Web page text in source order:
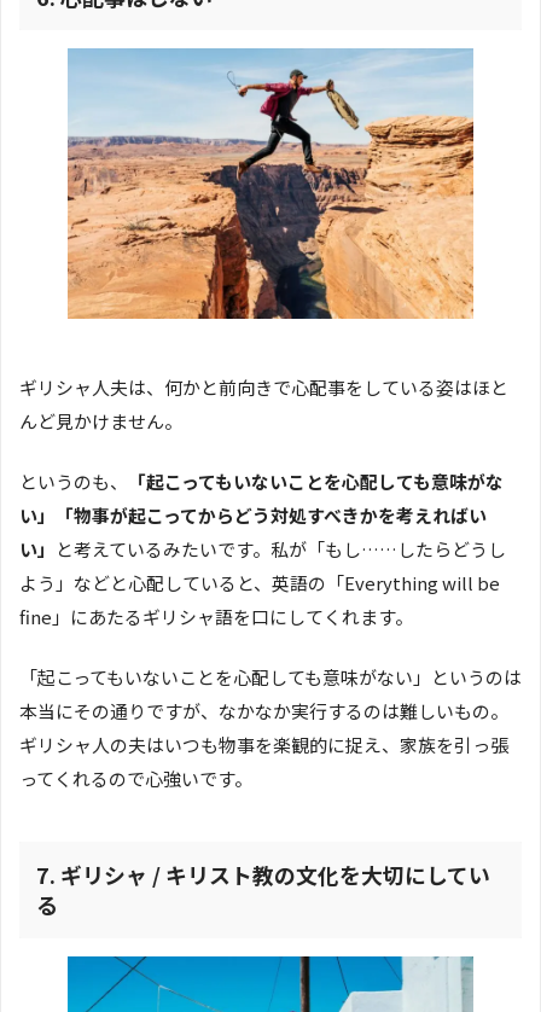
ギリシャ人夫は、何かと前向きで心配事をしている姿はほと
んど見かけません。
というのも、
「起こってもいないことを心配しても意味がな
い」「物事が起こってからどう対処すべきかを考えればい
い」
と考えているみたいです。私が「もし……したらどうし
よう」などと心配していると、英語の「Everything will be
fine」にあたるギリシャ語を口にしてくれます。
「起こってもいないことを心配しても意味がない」というのは
本当にその通りですが、なかなか実行するのは難しいもの。
ギリシャ人の夫はいつも物事を楽観的に捉え、家族を引っ張
ってくれるので心強いです。
7. ギリシャ / キリスト教の文化を大切にしてい
る